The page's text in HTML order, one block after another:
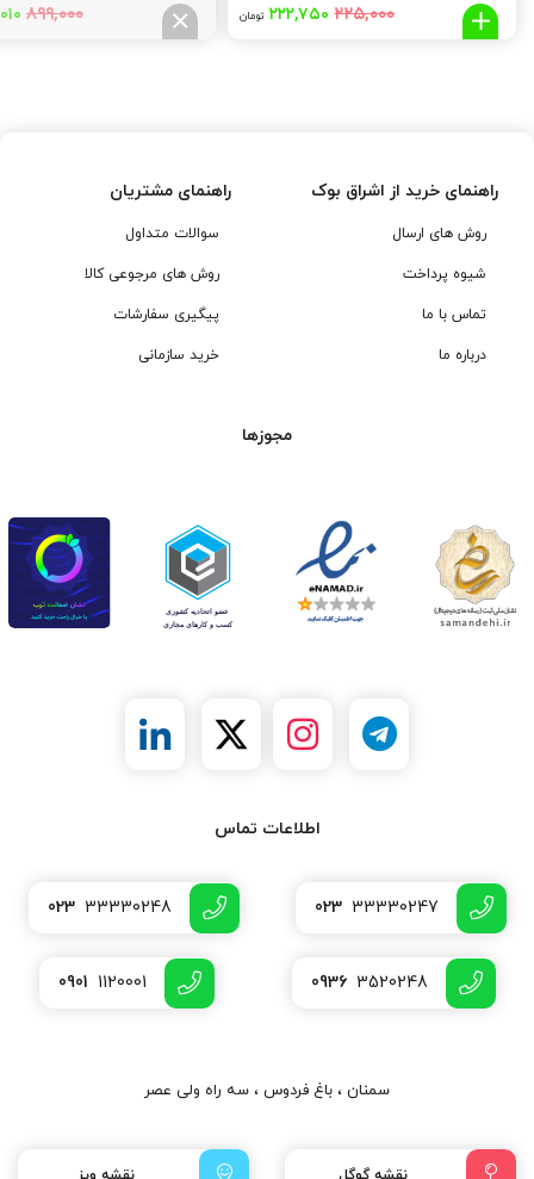
۲۲۵,۰۰۰ قیمت
۲۲۲,۷۵۰ تومانقیمت
۸۹۹,۰۰۰
راهنمای خرید از اشراق بوک
روش های ارسال
شیوه پرداخت
تماس با ما
درباره ما
راهنمای مشتریان
سوالات متداول
روش های مرجوعی کالا
پیگیری سفارشات
خرید سازمانی
مجوزها
اطلاعات تماس
023 33330247
023 33330248
0936 3520248
0901 1120001
سمنان ، باغ فردوس ، سه راه ولی عصر